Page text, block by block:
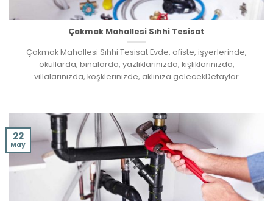
Çakmak Mahallesi Sıhhi Tesisat
Çakmak Mahallesi Sıhhi Tesisat Evde, ofiste, işyerlerinde,
okullarda, binalarda, yazlıklarınızda, kışlıklarınızda,
villalarınızda, köşklerinizde, aklınıza gelecekDetaylar
22
May